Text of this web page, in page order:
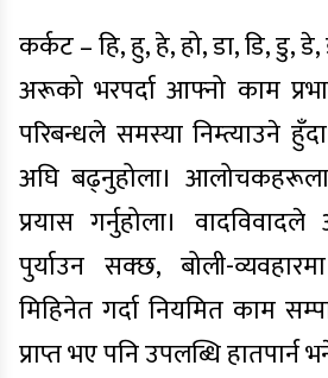
कर्कट – हि, हु, हे, हो, डा, डि, डु, डे,
अरूको भरपर्दा आफ्नो काम
परिबन्धले समस्या निम्त्याउने
अघि बढ्नुहोला।
प्रयास गर्नुहोला।
पुर्याउन सक्छ, बोली-
मिहिनेत गर्दा नियमित काम
प्राप्त भए पनि उपलब्धि हातपार्न